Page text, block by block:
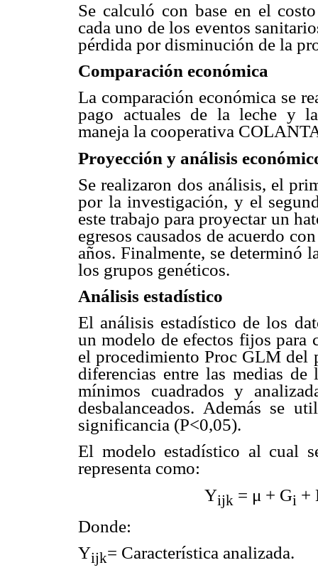
Se calculó con base en el
cada uno de los eventos
pérdida por disminución de la
Comparación económica
La comparación económica se
pago actuales de la leche y
maneja la cooperativa
Proyección y análisis
Se realizaron dos análisis, el
por la investigación, y el
este trabajo para proyectar un
egresos causados de acuerdo
años. Finalmente, se determinó
los grupos genéticos.
Análisis estadístico
El análisis estadístico de los
un modelo de efectos fijos para
el procedimiento Proc GLM del
diferencias entre las medias
mínimos cuadrados y
desbalanceados. Además se
significancia (P<0,05).
El modelo estadístico al cual
representa como:
Yijk = μ + Gi +
Donde:
Yijk= Característica analizada.